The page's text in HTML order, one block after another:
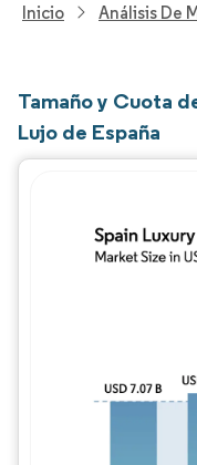
Inicio Análisis De
Tamaño y Cuota
Lujo de España